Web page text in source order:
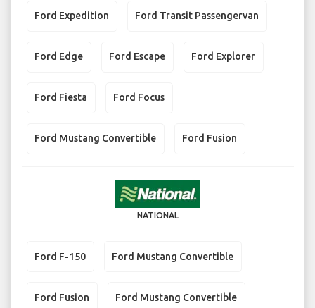
Ford Expedition Ford Transit Passengervan
Ford Edge Ford Escape Ford Explorer
Ford Fiesta Ford Focus
Ford Mustang Convertible Ford Fusion
NATIONAL
Ford F-150 Ford Mustang Convertible
Ford Fusion Ford Mustang Convertible